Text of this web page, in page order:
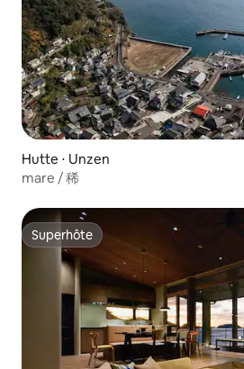
Hutte ⋅ Unzen
mare / 稀
Superhôte
Superhôte